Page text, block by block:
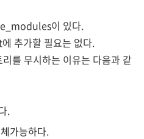
이 있다.
추가할 필요는 없다.
를 무시하는 이유는 다음과 같
.
가능하다.